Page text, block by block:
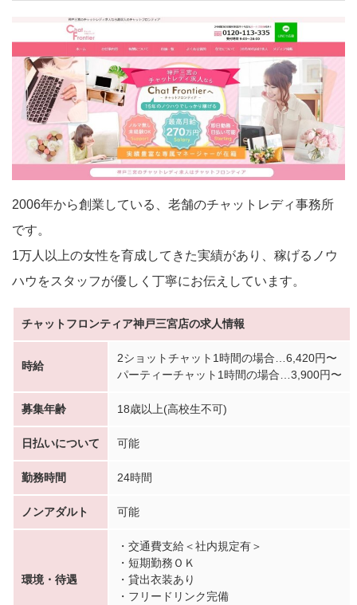
2006年から創業している、老舗のチャットレディ事務所
です。
1万人以上の女性を育成してきた実績があり、稼げるノウ
ハウをスタッフが優しく丁寧にお伝えしています。
チャットフロンティア神戸三宮店の求人情報
時給
2ショットチャット1時間の場合…6,420円〜
パーティーチャット1時間の場合…3,900円〜
募集年齢 18歳以上(高校生不可)
日払いについて 可能
勤務時間 24時間
ノンアダルト 可能
環境・待遇
・交通費支給＜社内規定有＞
・短期勤務ＯＫ
・貸出衣装あり
・フリードリンク完備